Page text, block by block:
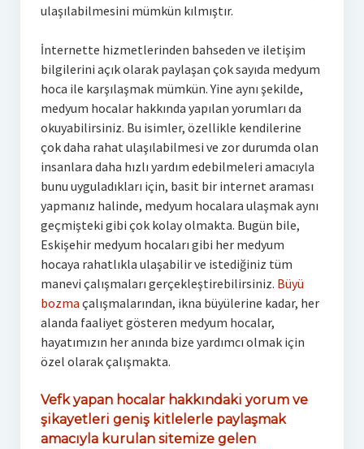
ulaşılabilmesini mümkün kılmıştır.
İnternette hizmetlerinden bahseden ve iletişim
bilgilerini açık olarak paylaşan çok sayıda medyum
hoca ile karşılaşmak mümkün. Yine aynı şekilde,
medyum hocalar hakkında yapılan yorumları da
okuyabilirsiniz. Bu isimler, özellikle kendilerine
çok daha rahat ulaşılabilmesi ve zor durumda olan
insanlara daha hızlı yardım edebilmeleri amacıyla
bunu uyguladıkları için, basit bir internet araması
yapmanız halinde, medyum hocalara ulaşmak aynı
geçmişteki gibi çok kolay olmakta. Bugün bile,
Eskişehir medyum hocaları gibi her medyum
hocaya rahatlıkla ulaşabilir ve istediğiniz tüm
manevi çalışmaları gerçekleştirebilirsiniz. Büyü
bozma çalışmalarından, ikna büyülerine kadar, her
alanda faaliyet gösteren medyum hocalar,
hayatımızın her anında bize yardımcı olmak için
özel olarak çalışmakta.
Vefk yapan hocalar hakkındaki yorum ve
şikayetleri geniş kitlelerle paylaşmak
amacıyla kurulan sitemize gelen